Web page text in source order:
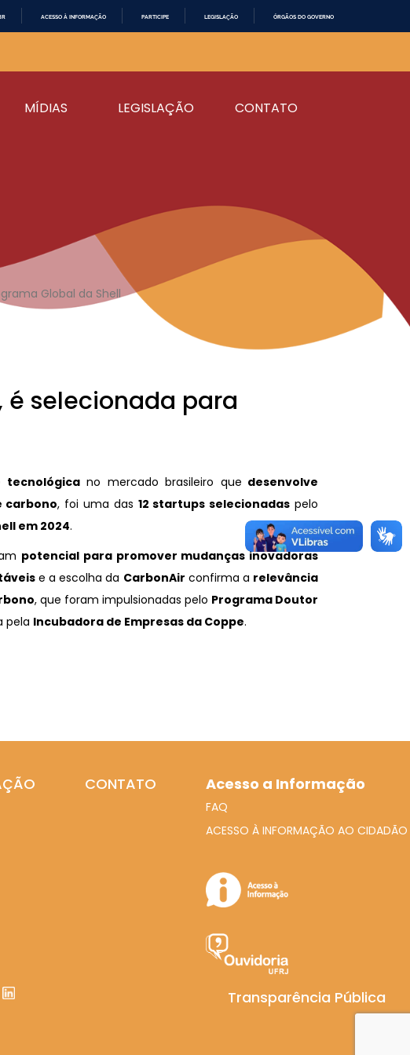
ACESSO À INFORMAÇÃO PARTICIPE LEGISLAÇÃO ÓRGÃOS DO GOVERNO
MÍDIAS LEGISLAÇÃO CONTATO
Global da Shell
é selecionada para
tecnológicano mercado brasileiro que desenvolve
carbono, foi uma das 12 startups selecionadas pelo
em 2024.
potencial para promover mudanças inovadoras
e a escolha da CarbonAir confirma a relevância
, que foram impulsionadas pelo Programa Doutor
pela Incubadora de Empresas da Coppe.
CONTATO Acesso a Informação
FAQ
ACESSO À INFORMAÇÃO AO CIDADÃO
Transparência Pública